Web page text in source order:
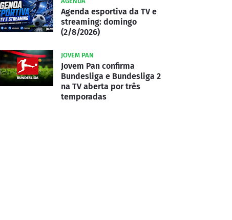
Agenda esportiva da TV e
streaming: domingo
(2/8/2026)
JOVEM PAN
Jovem Pan confirma
Bundesliga e Bundesliga 2
na TV aberta por três
temporadas